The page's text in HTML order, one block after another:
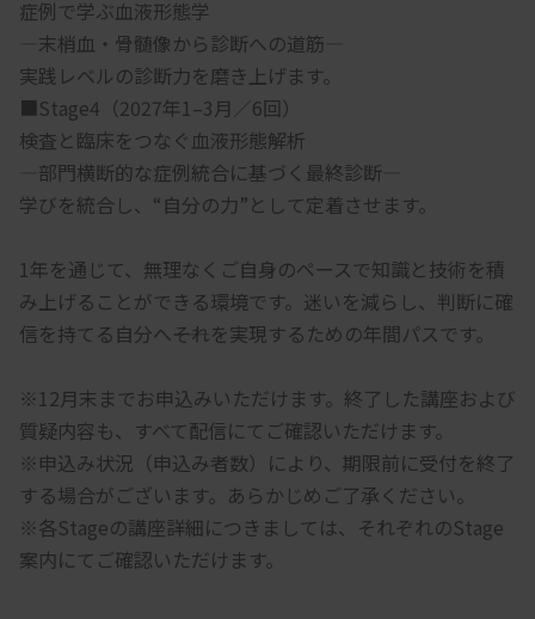
症例で学ぶ血液形態学
―末梢血・骨髄像から診断への道筋―
実践レベルの診断力を磨き上げます。
■Stage4（2027年1–3月／6回）
検査と臨床をつなぐ血液形態解析
―部門横断的な症例統合に基づく最終診断―
学びを統合し、“自分の力”として定着させます。
1年を通じて、無理なくご自身のペースで知識と技術を積
み上げることができる環境です。迷いを減らし、判断に確
信を持てる自分へ――それを実現するための年間パスです。
※12月末までお申込みいただけます。終了した講座および
質疑内容も、すべて配信にてご確認いただけます。
※申込み状況（申込み者数）により、期限前に受付を終了
する場合がございます。あらかじめご了承ください。
※各Stageの講座詳細につきましては、それぞれのStage
案内にてご確認いただけます。